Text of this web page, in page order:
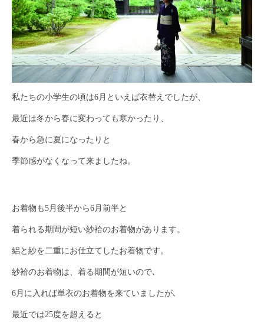
私たちの小学生の頃は6月といえば衣替えでしたが、
最近は冬から春に変わっても寒かったり、
春から急に夏になったりと
季節感がなくなって来ましたね。
お着物も5月後半から6月前半と
着られる期間が短い紗袷のお着物があります。
絽と紗を二重にお仕立てしたお着物です。
紗袷のお着物は、着る期間が短いので､
6月に入れば単衣のお着物を来ていましたが､
最近では25度を超えると